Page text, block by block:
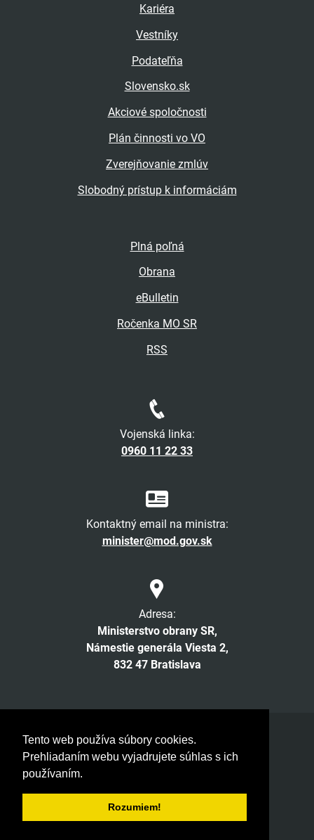
Tento web používa súbory cookies.
Prehliadaním webu vyjadrujete súhlas s ich
používaním.
Rozumiem!
Kariéra
Vestníky
Podateľňa
Slovensko.sk
Akciové spoločnosti
Plán činnosti vo VO
Zverejňovanie zmlúv
Slobodný prístup k informáciám
Plná poľná
Obrana
eBulletin
Ročenka MO SR
RSS
Vojenská linka:
0960 11 22 33
Kontaktný email na ministra:
minister@mod.gov.sk
Adresa:
Ministerstvo obrany SR,
Námestie generála Viesta 2,
832 47 Bratislava
Facebook
TwitterInstagram
YouTube